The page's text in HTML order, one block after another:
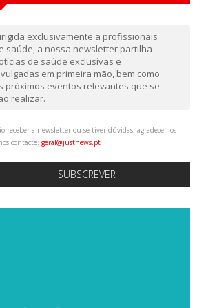
exclusivamente a profissionais
saúde, a nossa newsletter partilha
de saúde exclusivas e
em primeira mão, bem como
próximos eventos relevantes que se
realizar.
receber a newsletter ou se tiver dúvidas, agradecemos
contacte: geral@justnews.pt
SUBSCREVER